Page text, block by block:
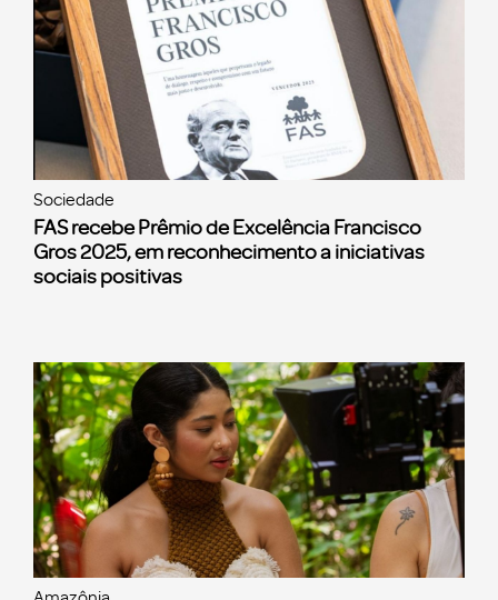
Sociedade
FAS recebe Prêmio de Excelência Francisco
Gros 2025, em reconhecimento a iniciativas
sociais positivas